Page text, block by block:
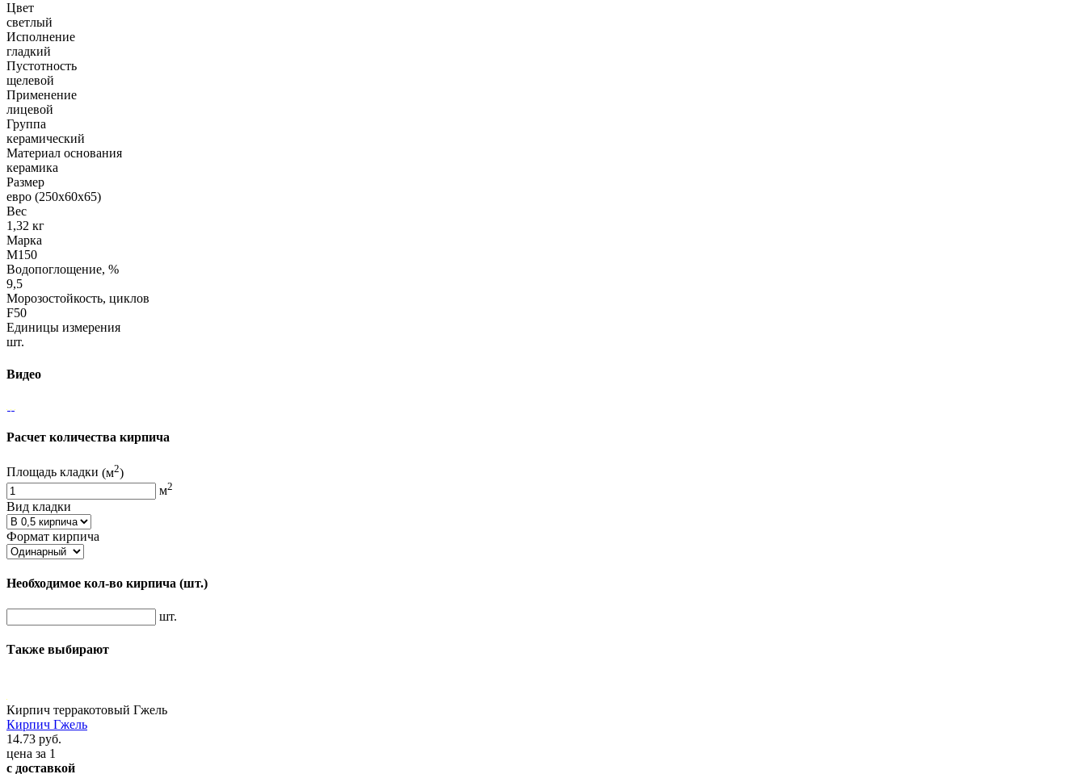
Цвет
светлый
Исполнение
гладкий
Пустотность
щелевой
Применение
лицевой
Группа
керамический
Материал основания
керамика
Размер
евро (250х60х65)
Вес
1,32 кг
Марка
М150
Водопоглощение, %
9,5
Морозостойкость, циклов
F50
Единицы измерения
шт.
Видео
Расчет количества кирпича
Площадь кладки (м2)
м2
Вид кладки
Формат кирпича
Необходимое кол-во кирпича (шт.)
шт.
Также выбирают
Кирпич терракотовый Гжель
Кирпич Гжель
14.73 руб.
цена за 1
с доставкой